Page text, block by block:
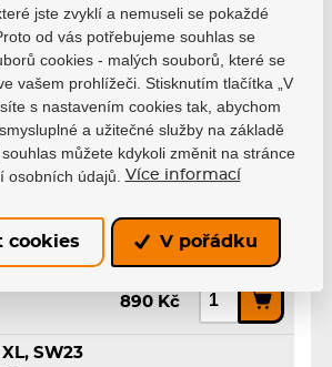
SW23
890 Kč
SW23
SW23
890 Kč
SW23
jste zvyklí a nemuseli se pokaždé
od vás potřebujeme souhlas se
cookies - malých souborů, které se
vašem prohlížeči. Stisknutím tlačítka „V
s nastavením cookies tak, abychom
a užitečné služby na základě
můžete kdykoli změnit na stránce
osobních údajů.
Více informací
cookies V pořádku